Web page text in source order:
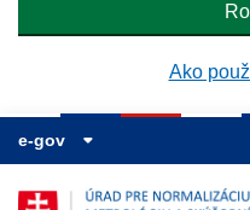
Ako
e-gov